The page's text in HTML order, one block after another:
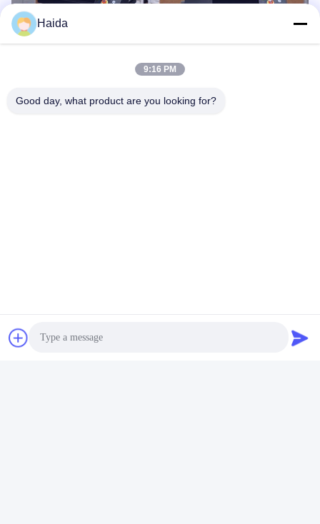
Haida
9:16 PM
Good day, what product are you looking for?